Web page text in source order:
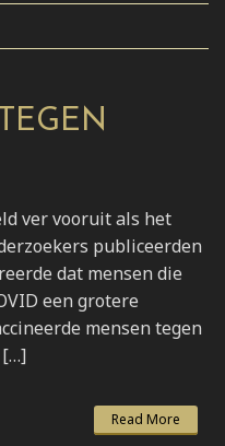
ver vooruit als het
publiceerden
dat mensen die
een grotere
mensen tegen
[…]
Read More